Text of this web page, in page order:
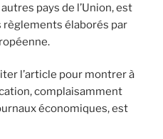
pays de l’Union, est
règlements élaborés par
l’article pour montrer à
complaisamment
économiques, est